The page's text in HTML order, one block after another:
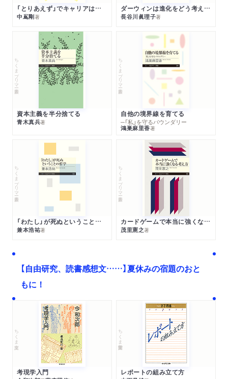
「とりあえず」でキャリアは決まる
中嶌剛著
ダーウィンは進化をどう考えたのか
長谷川眞理子著
ちくまプリマー新書
資本主義を半分捨てる
青木真兵著
ちくまプリマー新書
自他の境界線を育てる
─「私」を守るバウンダリー
鴻巣麻里香著
ちくまプリマー新書
「わたし」が死ぬということの哲学
兼本浩祐著
ちくまプリマー新書
カードゲームで本当に強くなる考え方
茂里憲之著
【自由研究、読書感想文……】夏休みの宿題のおと
もに！
ちくま文庫
考現学入門
ちくま学芸文庫
レポートの組み立て方